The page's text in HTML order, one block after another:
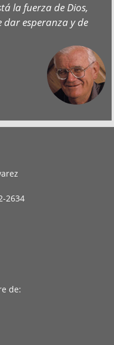
la fuerza de Dios,
esperanza y de
2634
de: